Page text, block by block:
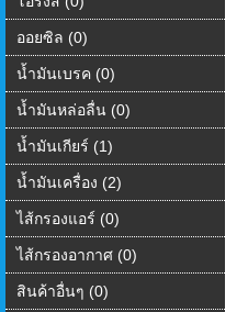
ออยซิล (0)
น้ำมันเบรค (0)
น้ำมันหล่อลื่น (0)
น้ำมันเกียร์ (1)
น้ำมันเครื่อง (2)
ไส้กรองแอร์ (0)
ไส้กรองอากาศ (0)
สินค้าอื่นๆ (0)